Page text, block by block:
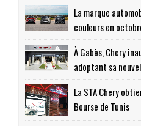
La marque
couleurs en
À Gabès, Chery
adoptant sa
La STA Chery
Bourse de Tunis